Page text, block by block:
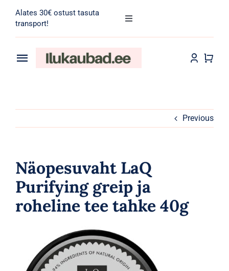
content
Alates 30€ ostust tasuta
transport!
Toggle
for:
Toggle
Meik
Tarvikud
Kaubamärgid
Previous
Näopesuvaht LaQ
Purifying greip ja
roheline tee tahke 40g